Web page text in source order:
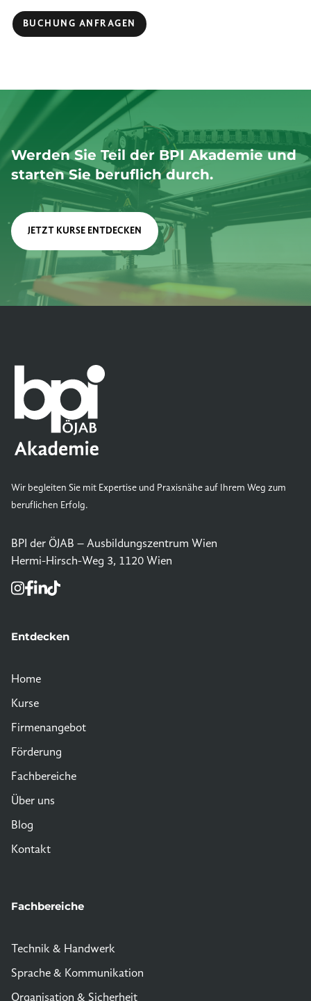
e
l
m
e
r
*
BUCHUNG ANFRAGEN
Werden Sie Teil der BPI Akademie und
starten Sie beruflich durch.
JETZT KURSE ENTDECKEN
Wir begleiten Sie mit Expertise und Praxisnähe auf Ihrem Weg zum
beruflichen Erfolg.
BPI der ÖJAB – Ausbildungszentrum Wien
Hermi-Hirsch-Weg 3, 1120 Wien
Entdecken
Home
Kurse
Firmenangebot
Förderung
Fachbereiche
Über uns
Blog
Kontakt
Fachbereiche
Technik & Handwerk
Sprache & Kommunikation
Organisation & Sicherheit